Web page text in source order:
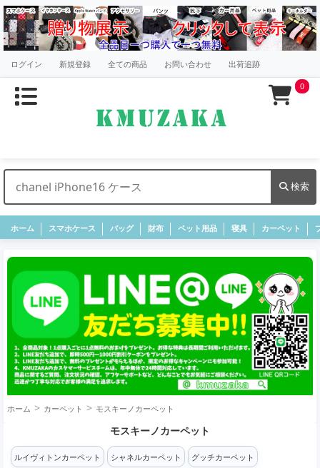
ログイン 新規登録 全ての商品 お問い合わせ 出荷追跡
0
検索
ホーム スマホケース バッグ 財布 ペット用品 寝具 カーペット
ホーム カーペット モスキーノカーペット
モスキーノカーペット
ルイヴィトンカーペット シャネルカーペット グッチカーペット